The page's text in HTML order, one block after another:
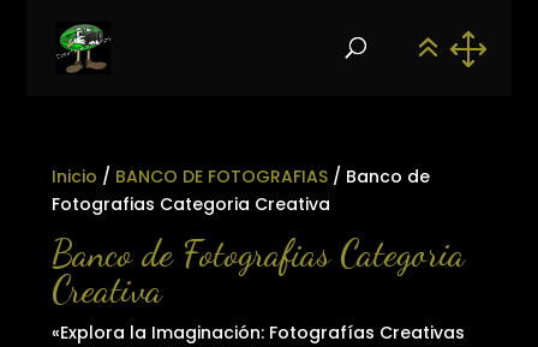
Inicio / BANCO DE FOTOGRAFIAS/ Banco de
Fotografias Categoria Creativa
Banco de Fotografias Categoria
Creativa
«Explora la Imaginación: Fotografías Creativas